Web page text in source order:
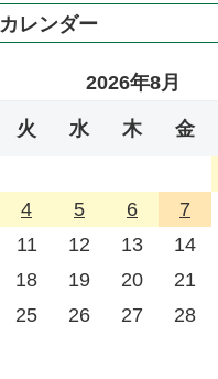
カレンダー
2026年8月
火 水 木 金
4 5 6 7
11 12 13 14
18 19 20 21
25 26 27 28